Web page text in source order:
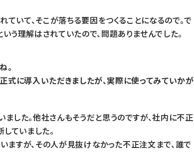
いて、そこが落ちる要因をつくることになるので。で
う理解はされていたので、問題ありませんでした。
。
式に導入いただきましたが、実際に使ってみていかが
した。他社さんもそうだと思うのですが、社内に不正
ていました。
ますが、その人が見抜けなかった不正注文まで、誰で